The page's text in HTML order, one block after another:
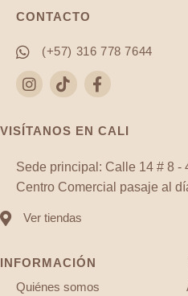
CONTACTO
(+57) 316 778 7644
VISÍTANOS EN CALI
Sede principal: Calle 14 # 8 -
Centro Comercial pasaje al
Ver tiendas
INFORMACIÓN
Quiénes somos